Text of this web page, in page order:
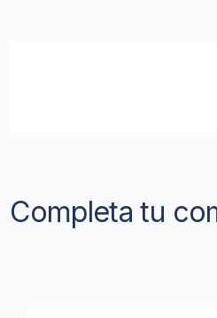
Completa tu